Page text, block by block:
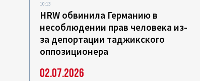
10:13
HRW обвинила Германию в
несоблюдении прав человека из-
за депортации таджикского
оппозиционера
02.07.2026